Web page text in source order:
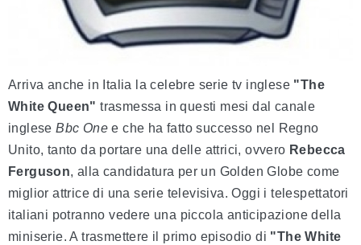
Arriva anche in Italia la celebre serie tv inglese "The
White Queen" trasmessa in questi mesi dal canale
ingleseBbc One e che ha fatto successo nel Regno
Unito, tanto da portare una delle attrici, ovvero Rebecca
Ferguson, alla candidatura per un Golden Globe come
miglior attrice di una serie televisiva. Oggi i telespettatori
italiani potranno vedere una piccola anticipazione della
miniserie. A trasmettere il primo episodio di "The White